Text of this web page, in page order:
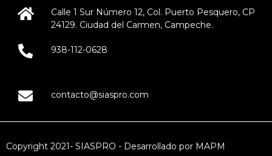
Calle 1 Sur Número 12, Col. Puerto Pesquero, CP
24129. Ciudad del Carmen, Campeche.
938-112-0628
contacto@siaspro.com
Copyright 2021- SIASPRO - Desarrollado por MAPM